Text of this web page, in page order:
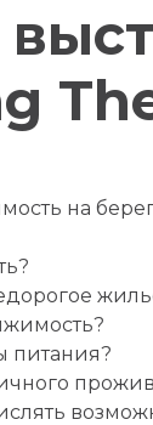
на
питания?